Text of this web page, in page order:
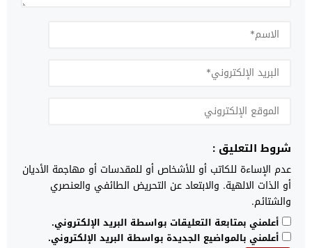
شروط التعليق :
عدم الإساءة للكاتب أو للأشخاص أو للمقدسات أو مهاجمة الأديان
أو الذات الالهية. والابتعاد عن التحريض الطائفي والعنصري
والشتائم.
أعلمني بمتابعة التعليقات بواسطة البريد الإلكتروني.
أعلمني بالمواضيع الجديدة بواسطة البريد الإلكتروني.